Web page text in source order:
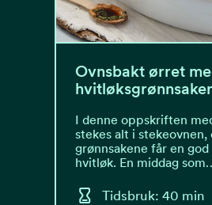
Ovnsbakt ørret
hvitløksgrønnsaker
I denne oppskriften
stekes alt i stekeovnen,
grønnsakene får en god
hvitløk. En middag
Tidsbruk: 40 min